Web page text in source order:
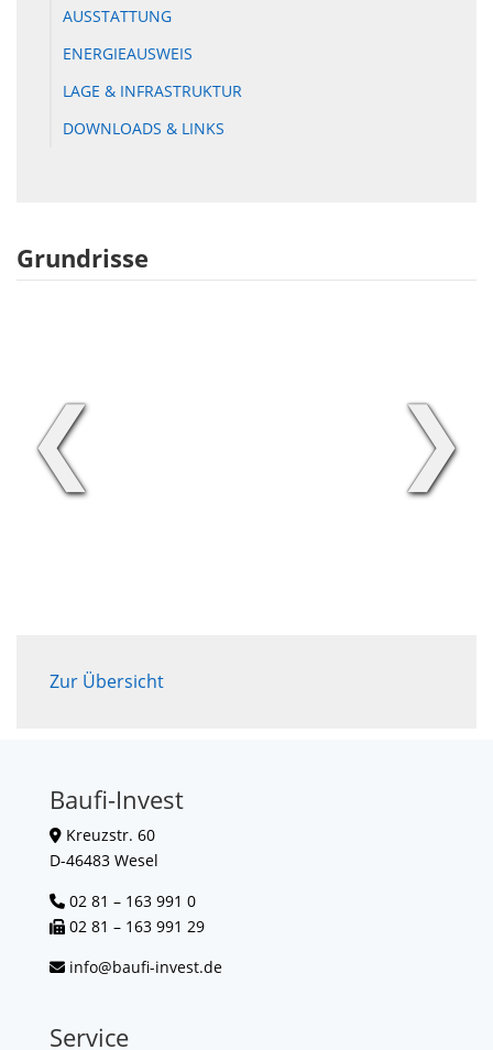
AUSSTATTUNG
ENERGIEAUSWEIS
LAGE & INFRASTRUKTUR
DOWNLOADS & LINKS
Grundrisse
❮ ❯
Zur Übersicht
Baufi-Invest
Kreuzstr. 60
D-46483 Wesel
02 81 – 163 991 0
02 81 – 163 991 29
info@baufi-invest.de
Service